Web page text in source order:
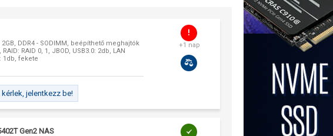
DDR4 - SODIMM, beépíthető meghajtók
RAID 0, 1, JBOD, USB3.0: 2db, LAN
1db, fekete
jelentkezz be!
+1 nap
Gen2 NAS